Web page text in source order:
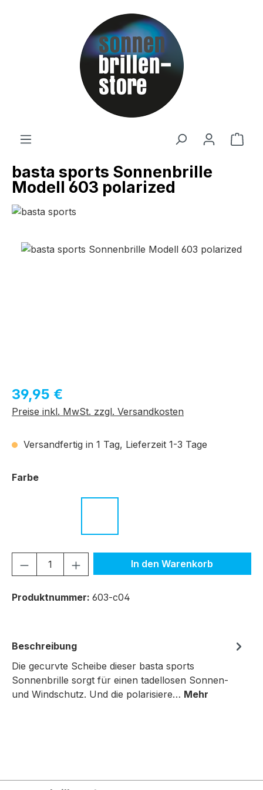
Zum Hauptinhalt springen
basta sports Sonnenbrille
Modell 603 polarized
Bildergalerie überspringen
Regulärer Preis:
39,95 €
Preise inkl. MwSt. zzgl. Versandkosten
Versandfertig in 1 Tag, Lieferzeit 1-3 Tage
Farbeauswählen
Produkt Anzahl: Gib den gewünschten
In den Warenkorb
Produktnummer: 603-c04
Beschreibung
Die gecurvte Scheibe dieser basta sports
Sonnenbrille sorgt für einen tadellosen Sonnen-
und Windschutz. Und die polarisiere… Mehr